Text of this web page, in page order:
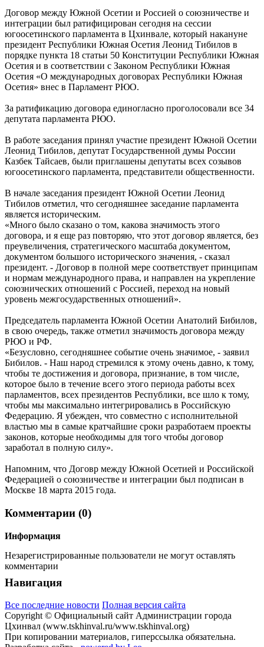
Договор между Южной Осетии и Россией о союзничестве и
интеграции был ратифицирован сегодня на сессии
югоосетинского парламента в Цхинвале, который накануне
президент Республики Южная Осетия Леонид Тибилов в
порядке пункта 18 статьи 50 Конституции Республики Южная
Осетия и в соответствии с Законом Республики Южная
Осетия «О международных договорах Республики Южная
Осетия» внес в Парламент РЮО.
За ратификацию договора единогласно проголосовали все 34
депутата парламента РЮО.
В работе заседания принял участие президент Южной Осетии
Леонид Тибилов, депутат Государственной думы России
Казбек Тайсаев, были приглашены депутаты всех созывов
югоосетинского парламента, представители общественности.
В начале заседания президент Южной Осетии Леонид
Тибилов отметил, что сегодняшнее заседание парламента
является историческим.
«Много было сказано о том, какова значимость этого
договора, и я еще раз повторяю, что этот договор является, без
преувеличения, стратегического масштаба документом,
документом большого исторического значения, - сказал
президент. - Договор в полной мере соответствует принципам
и нормам международного права, и направлен на укрепление
союзнических отношений с Россией, переход на новый
уровень межгосударственных отношений».
Председатель парламента Южной Осетии Анатолий Бибилов,
в свою очередь, также отметил значимость договора между
РЮО и РФ.
«Безусловно, сегодняшнее событие очень значимое, - заявил
Бибилов. - Наш народ стремился к этому очень давно, к тому,
чтобы те достижения и договора, признание, в том числе,
которое было в течение всего этого периода работы всех
парламентов, всех президентов Республики, все шло к тому,
чтобы мы максимально интегрировались в Российскую
Федерацию. Я убежден, что совместно с исполнительной
властью мы в самые кратчайшие сроки разработаем проекты
законов, которые необходимы для того чтобы договор
заработал в полную силу».
Напомним, что Договр между Южной Осетией и Российской
Федерацией о союзничестве и интеграции был подписан в
Москве 18 марта 2015 года.
Комментарии (0)
Информация
Незарегистрированные пользователи не могут оставлять
комментарии
Навигация
Все последние новости Полная версия сайта
Copyright © Официальный сайт Администрации города
Цхинвал (www.tskhinval.ru/www.tskhinval.org)
При копировании материалов, гиперссылка обязательна.